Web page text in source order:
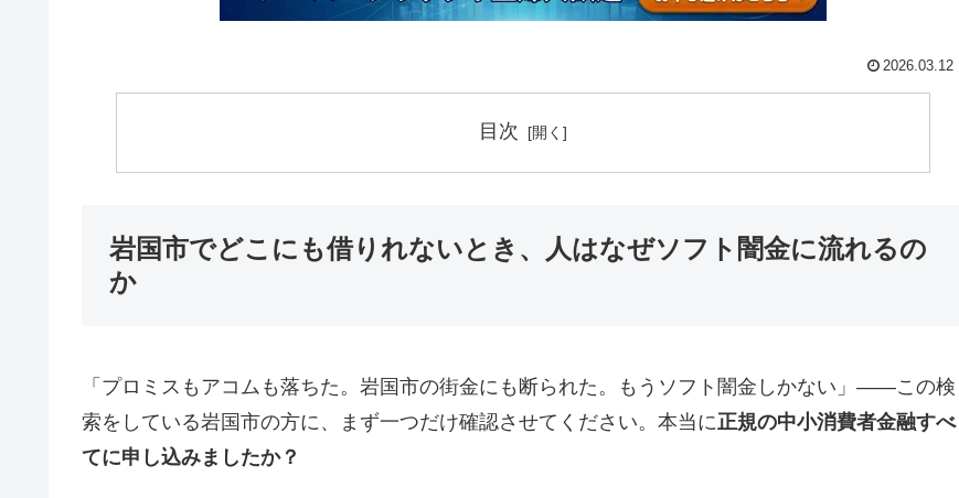
2026.03.12
目次
岩国市でどこにも借りれないとき、人はなぜソフト闇金に流れるの
か
「プロミスもアコムも落ちた。岩国市の街金にも断られた。もうソフト闇金しかない」——この検
索をしている岩国市の方に、まず一つだけ確認させてください。本当に正規の中小消費者金融すべ
てに申し込みましたか？